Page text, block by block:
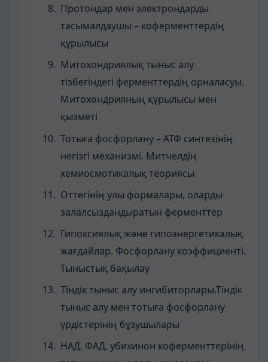
Протондар мен электрондарды
тасымалдаушы – коферменттердің
құрылысы
Митохондриялық тыныс алу
тізбегіндегі ферменттердің орналасуы.
Митохондрияның құрылысы мен
қызметі
Тотыға фосфорлану – АТФ синтезінің
негізгі механизмі. Митчелдің
хемиосмотикалық теориясы
Оттегінің улы формалары, оларды
залалсыздандыратын ферменттер
Гипоксиялық және гипоэнергетикалық
жағдайлар. Фосфорлану коэффициенті.
Тыныстық бақылау
Тіндік тыныс алу ингибиторлары.Тіндік
тыныс алу мен тотыға фосфорлану
үрдістерінің бұзушылары
НАД, ФАД, убихинон коферменттерінің